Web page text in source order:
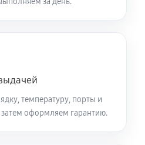
Sony SX14-R (2024,
30 минут
температуру, порты и
оформляем гарантию.